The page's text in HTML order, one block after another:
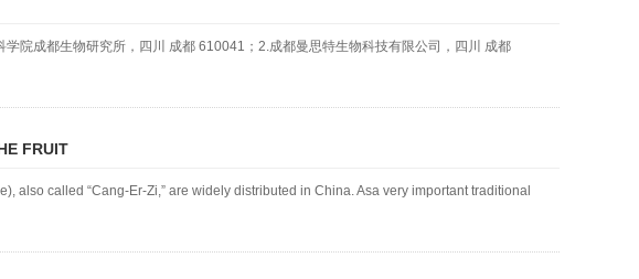
院成都生物研究所，四川 成都 610041；2.成都曼思特生物科技有限公司，四川 成都
FRUIT
also called “Cang-Er-Zi,” are widely distributed in China. Asa very important traditional